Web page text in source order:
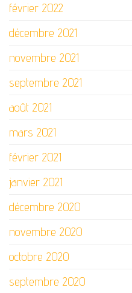
février 2022
décembre 2021
novembre 2021
septembre 2021
août 2021
mars 2021
février 2021
janvier 2021
décembre 2020
novembre 2020
octobre 2020
septembre 2020